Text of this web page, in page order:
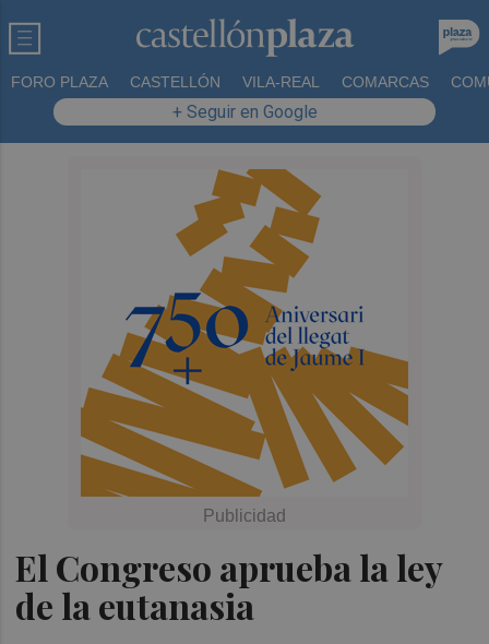
FORO PLAZA CASTELLÓN VILA-REAL COMARCAS
+ Seguir en Google
El Congreso aprueba la ley
de la eutanasia